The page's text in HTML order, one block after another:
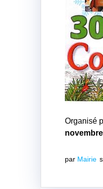
Organisé
novembre
par Mairie